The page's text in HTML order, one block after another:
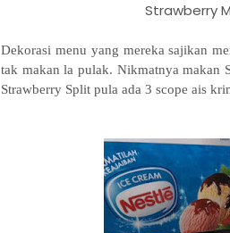
Strawberry
Dekorasi menu yang mereka sajikan
tak makan la pulak. Nikmatnya makan
Strawberry Split pula ada 3 scope ais